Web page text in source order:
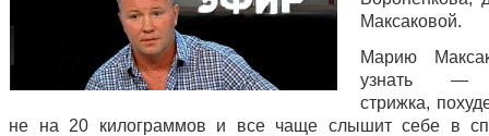
Максаковой.
Марию
узнать —
стрижка,
не на 20 килограммов и все чаще слышит себе в